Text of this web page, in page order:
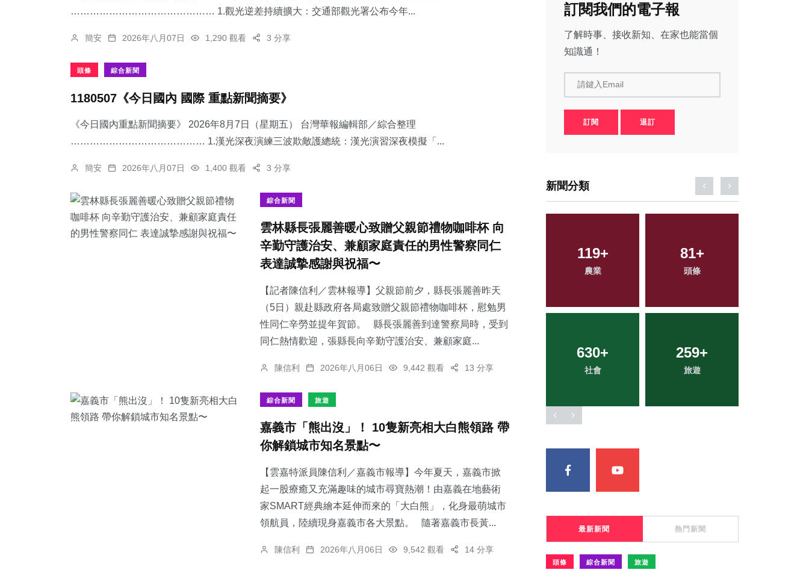
……………………………………… 1.觀光逆差持續擴大：交通部觀光署公布今年...
簡安 2026年八月07日 1,290 觀看 3 分享
頭條 綜合新聞
1180507《今日國內 國際 重點新聞摘要》
《今日國內重點新聞摘要》 2026年8月7日（星期五） 台灣華報編輯部／綜合整理
…………………………………… 1.漢光深夜演練三波欺敵護總統：​漢光演習深夜模擬「...
簡安 2026年八月07日 1,400 觀看 3 分享
綜合新聞
雲林縣長張麗善暖心致贈父親節禮物咖啡杯 向
辛勤守護治安、兼顧家庭責任的男性警察同仁
表達誠摯感謝與祝福〜
【記者陳信利／雲林報導】父親節前夕，縣長張麗善昨天
（5日）親赴縣政府各局處致贈父親節禮物咖啡杯，慰勉男
性同仁辛勞並提年賀節。 縣長張麗善到達警察局時，受到
同仁熱情歡迎，張縣長向辛勤守護治安、兼顧家庭...
陳信利 2026年八月06日 9,442 觀看 13 分享
綜合新聞 旅遊
嘉義市「熊出沒」！ 10隻新亮相大白熊領路 帶
你解鎖城市知名景點〜
【雲嘉特派員陳信利／嘉義市報導】今年夏天，嘉義市掀
起一股療癒又充滿趣味的城市尋寶熱潮！由嘉義在地藝術
家SMART經典繪本延伸而來的「大白熊」，化身最萌城市
領航員，陸續現身嘉義市各大景點。 隨著嘉義市長黃...
陳信利 2026年八月06日 9,542 觀看 14 分享
訂閱我們的電子報
了解時事、接收新知、在家也能當個
知識通！
請鍵入Email
訂閱 退訂
新聞分類
188+
專欄
119+
農業
81+
頭條
630+
社會
259+
旅遊
4+
大陸
105+
宗教
55+
科技新知
1133+
綜合新聞
最新新聞 熱門新聞
頭條 綜合新聞 旅遊